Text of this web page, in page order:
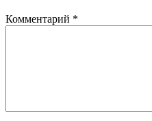
Комментарий *